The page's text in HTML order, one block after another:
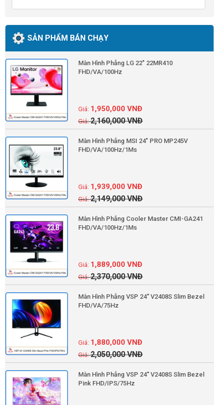
SẢN PHẨM BÁN CHẠY
Màn Hình Phẳng LG 22" 22MR410
FHD/VA/100Hz
2,160,000VNĐ
1,950,000VNĐ
Màn Hình Phẳng MSI 24" PRO MP245V
FHD/VA/100Hz/1Ms
2,149,000VNĐ
1,939,000VNĐ
Màn Hình Phẳng Cooler Master CMI-GA241
FHD/VA/100Hz/1Ms
2,370,000VNĐ
1,889,000VNĐ
Màn Hình Phẳng VSP 24'' V2408S Slim Bezel
FHD/VA/75Hz
2,050,000VNĐ
1,880,000VNĐ
Màn Hình Phẳng VSP 24'' V2408S Slim Bezel
Pink FHD/IPS/75Hz